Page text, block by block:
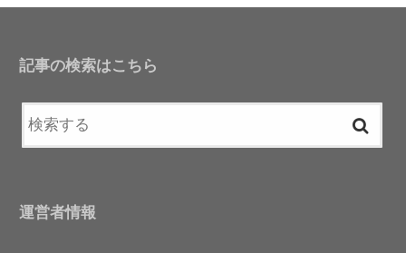
記事の検索はこちら
運営者情報